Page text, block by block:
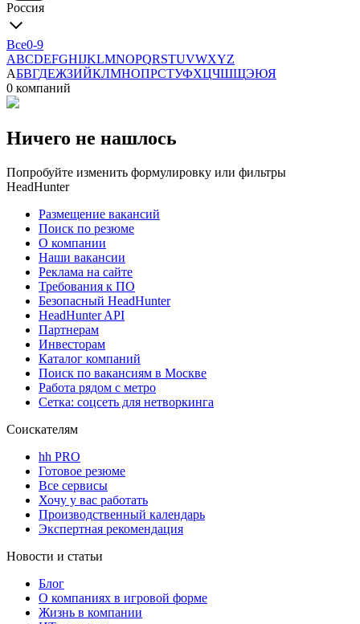
Россия
Все0-9
ABCDEFGHIJKLMNOPQRSTUVWXYZ
АБВГДЕЖЗИЙКЛМНОПРСТУФХЦЧШЩЭЮЯ
0 компаний
Ничего не нашлось
Попробуйте изменить формулировку или фильтры
HeadHunter
Размещение вакансий
Поиск по резюме
О компании
Наши вакансии
Реклама на сайте
Требования к ПО
Безопасный HeadHunter
HeadHunter API
Партнерам
Инвесторам
Каталог компаний
Поиск по вакансиям в Москве
Работа рядом с метро
Сетка: соцсеть для нетворкинга
Соискателям
hh PRO
Готовое резюме
Все сервисы
Хочу у вас работать
Производственный календарь
Экспертная рекомендация
Новости и статьи
Блог
О компаниях в игровой форме
Жизнь в компании